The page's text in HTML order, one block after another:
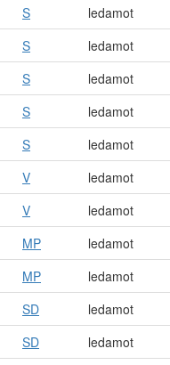
S ledamot
S ledamot
S ledamot
S ledamot
S ledamot
V ledamot
V ledamot
MP ledamot
MP ledamot
SD ledamot
SD ledamot